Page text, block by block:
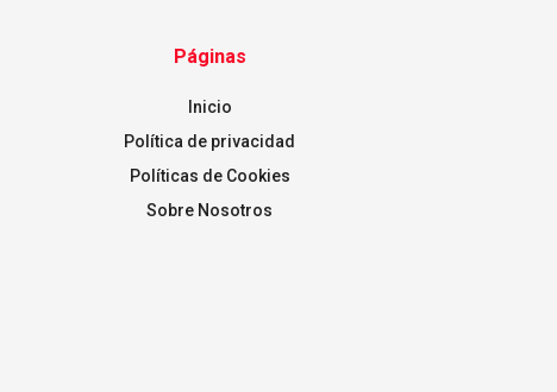
Páginas
Inicio
Política de privacidad
Políticas de Cookies
Sobre Nosotros